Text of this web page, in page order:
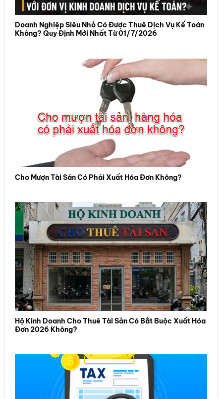
Doanh Nghiệp Siêu Nhỏ Có Được Thuê Dịch Vụ Kế Toán
Không? Quy Định Mới Nhất Từ 01/7/2026
Cho Mượn Tài Sản Có Phải Xuất Hóa Đơn Không?
Hộ Kinh Doanh Cho Thuê Tài Sản Có Bắt Buộc Xuất Hóa
Đơn 2026 Không?